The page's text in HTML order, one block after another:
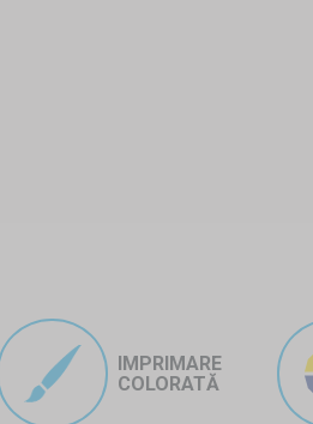
IMPRIMARE
COLORATĂ